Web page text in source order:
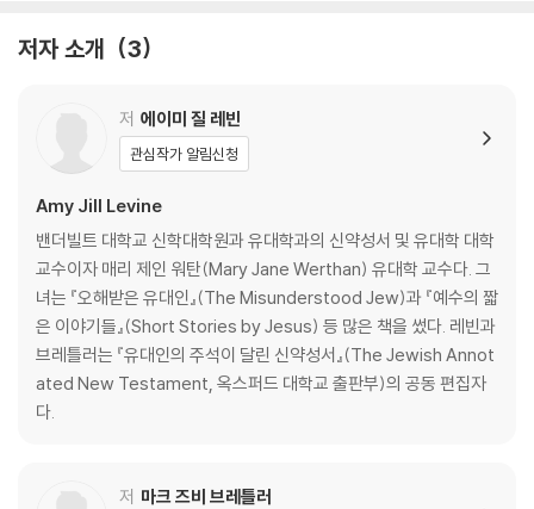
11장 “나의 하나님, 나의 하나님, 어찌하여 나를 버리셨나이까?”
13장 결론: 변증에서 가능성으로
감사의 글
주요 텍스트 색인
저자 소개 3
저 에이미 질 레빈
관심작가 알림신청
Amy Jill Levine
밴더빌트 대학교 신학대학원과 유대학과의 신약성서 및 유대학 대학
교수이자 매리 제인 워탄(Mary Jane Werthan) 유대학 교수다. 그
녀는 『오해받은 유대인』(The Misunderstood Jew)과 『예수의 짧
은 이야기들』(Short Stories by Jesus) 등 많은 책을 썼다. 레빈과
브레틀러는 『유대인의 주석이 달린 신약성서』(The Jewish Annot
ated New Testament, 옥스퍼드 대학교 출판부)의 공동 편집자
다.
저 마크 즈비 브레틀러